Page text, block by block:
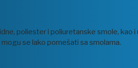
poliester i poliuretanske smole,
se lako pomešati sa smolama.